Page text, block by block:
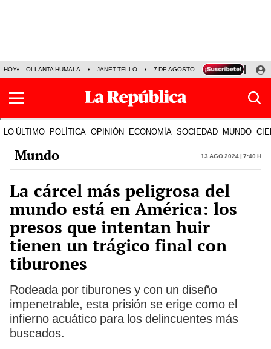
HOY OLLANTA HUMALA JANET TELLO 7 DE AGOSTO TINKA RESULTADOS
LO ÚLTIMO POLÍTICA OPINIÓN ECONOMÍA SOCIEDAD MUNDO
Mundo 13 Ago 2024 | 7:40 h
La cárcel más peligrosa del
mundo está en América: los
presos que intentan huir
tienen un trágico final con
tiburones
Rodeada por tiburones y con un diseño
impenetrable, esta prisión se erige como el
infierno acuático para los delincuentes más
buscados.